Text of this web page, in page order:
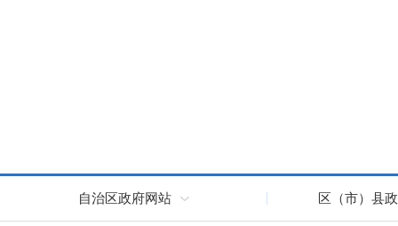
自治区政府网站 区（市）县